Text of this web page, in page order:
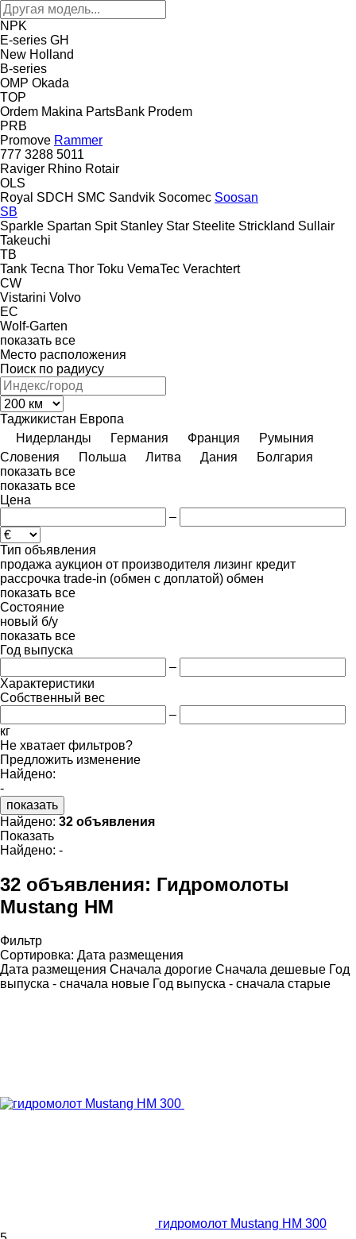
NPK
E-series GH
New Holland
B-series
OMP Okada
TOP
Ordem Makina PartsBank Prodem
PRB
Promove Rammer
777 3288 5011
Raviger Rhino Rotair
OLS
Royal SDCH SMC Sandvik Socomec Soosan
SB
Sparkle Spartan Spit Stanley Star Steelite Strickland Sullair
Takeuchi
TB
Tank Tecna Thor Toku VemaTec Verachtert
CW
Vistarini Volvo
EC
Wolf-Garten
показать все
Место расположения
Поиск по радиусу
Таджикистан Европа
Нидерланды
Германия Франция
Румыния
Словения
Польша Литва Дания
Болгария
показать все
показать все
Цена
–
Тип объявления
продажа аукцион от производителя лизинг кредит
рассрочка trade-in (обмен с доплатой) обмен
показать все
Состояние
новый б/у
показать все
Год выпуска
–
Характеристики
Собственный вес
–
кг
Не хватает фильтров?
Предложить изменение
Найдено:
-
показать
Найдено: 32 объявления
Показать
Найдено: -
32 объявления: Гидромолоты
Mustang HM
Фильтр
Сортировка: Дата размещения
Дата размещения Сначала дорогие Сначала дешевые Год
выпуска - сначала новые Год выпуска - сначала старые
гидромолот Mustang HM 300